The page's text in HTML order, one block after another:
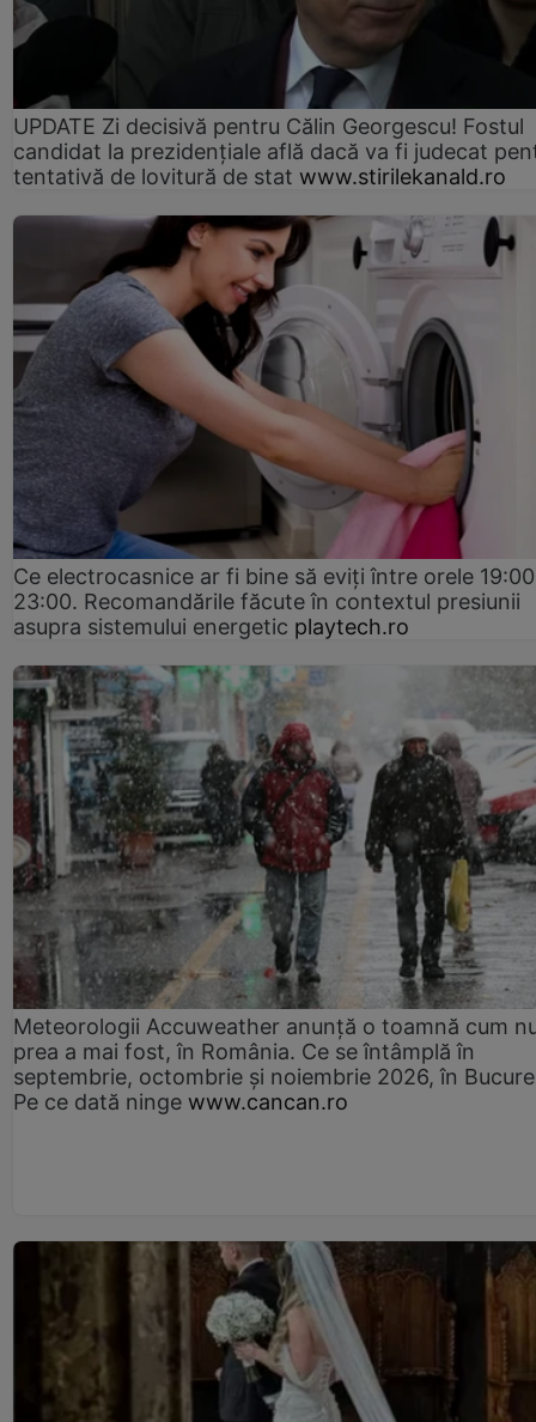
UPDATE Zi decisivă pentru Călin Georgescu! Fostul
candidat la prezidențiale află dacă va fi judecat
tentativă de lovitură de stat www.stirilekanald.ro
Ce electrocasnice ar fi bine să eviți între orele
23:00. Recomandările făcute în contextul presiunii
asupra sistemului energetic playtech.ro
Meteorologii Accuweather anunță o toamnă cum
prea a mai fost, în România. Ce se întâmplă în
septembrie, octombrie și noiembrie 2026, în
Pe ce dată ninge www.cancan.ro